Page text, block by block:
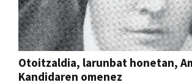
Otoitzaldia, larunbat honetan,
Kandidaren omenez